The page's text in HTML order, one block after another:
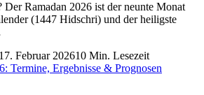
Der Ramadan 2026 ist der neunte Monat
(1447 Hidschri) und der heiligste
17. Februar 202610 Min. Lesezeit